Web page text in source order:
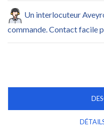
Un interlocuteur
commande. Contact facile